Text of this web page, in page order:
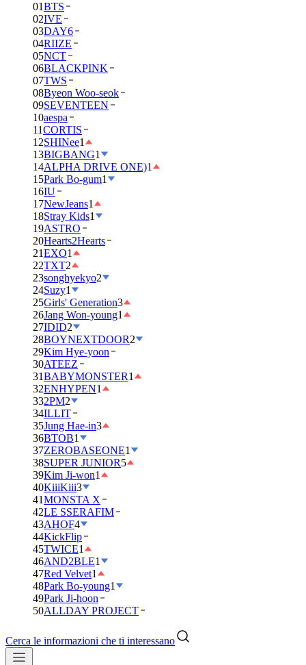
01BTS
02IVE
03DAY6
04RIIZE
05NCT
06BLACKPINK
07TWS
08Byeon Woo-seok
09SEVENTEEN
10aespa
11CORTIS
12SHINee1
13BIGBANG1
14ALPHA DRIVE ONE)1
15Park Bo-gum1
16IU
17NewJeans1
18Stray Kids1
19ASTRO
20Hearts2Hearts
21EXO1
22TXT2
23songhyekyo2
24Suzy1
25Girls' Generation3
26Jang Won-young1
27IDID2
28BOYNEXTDOOR2
29Kim Hye-yoon
30ATEEZ
31BABYMONSTER1
32ENHYPEN1
332PM2
34ILLIT
35Jung Hae-in3
36BTOB1
37ZEROBASEONE1
38SUPER JUNIOR5
39Kim Ji-won1
40KiiiKiii3
41MONSTA X
42LE SSERAFIM
43AHOF4
44KickFlip
45TWICE1
46AND2BLE1
47Red Velvet1
48Park Bo-young1
49Park Ji-hoon
50ALLDAY PROJECT
Cerca le informazioni che ti interessano